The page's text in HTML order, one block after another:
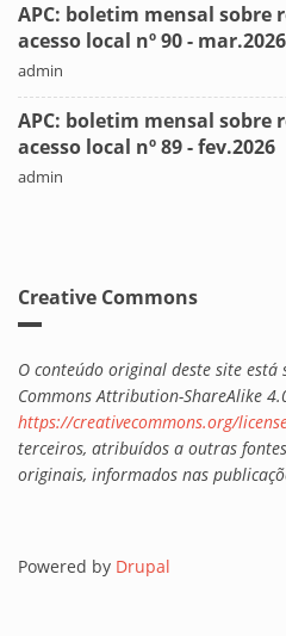
APC: boletim mensal sobre
acesso local nº 90 - mar.2026
admin
APC: boletim mensal sobre
acesso local nº 89 - fev.2026
admin
Creative Commons
O conteúdo original deste site está
Commons Attribution-ShareAlike
https://creativecommons.org/
terceiros, atribuídos a outras
originais, informados nas
Powered by Drupal